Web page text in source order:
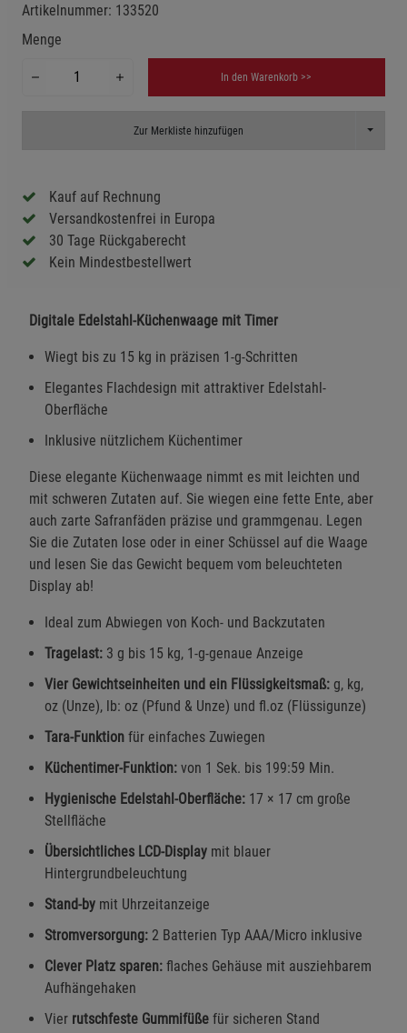
Artikelnummer: 133520
Menge
In den Warenkorb >>
Zur Merkliste hinzufügen Toggle
Kauf auf Rechnung
Versandkostenfrei in Europa
30 Tage Rückgaberecht
Kein Mindestbestellwert
Digitale Edelstahl-Küchenwaage mit Timer
Wiegt bis zu 15 kg in präzisen 1-g-Schritten
Elegantes Flachdesign mit attraktiver Edelstahl-
Oberfläche
Inklusive nützlichem Küchentimer
Diese elegante Küchenwaage nimmt es mit leichten und
mit schweren Zutaten auf. Sie wiegen eine fette Ente, aber
auch zarte Safranfäden präzise und grammgenau. Legen
Sie die Zutaten lose oder in einer Schüssel auf die Waage
und lesen Sie das Gewicht bequem vom beleuchteten
Display ab!
Ideal zum Abwiegen von Koch- und Backzutaten
Tragelast: 3 g bis 15 kg, 1-g-genaue Anzeige
Vier Gewichtseinheiten und ein Flüssigkeitsmaß: g, kg,
oz (Unze), lb: oz (Pfund & Unze) und fl.oz (Flüssigunze)
Tara-Funktion für einfaches Zuwiegen
Küchentimer-Funktion: von 1 Sek. bis 199:59 Min.
Hygienische Edelstahl-Oberfläche: 17 × 17 cm große
Stellfläche
Übersichtliches LCD-Display mit blauer
Hintergrundbeleuchtung
Stand-by mit Uhrzeitanzeige
Stromversorgung: 2 Batterien Typ AAA/Micro inklusive
Clever Platz sparen: flaches Gehäuse mit ausziehbarem
Aufhängehaken
Vier rutschfeste Gummifüße für sicheren Stand